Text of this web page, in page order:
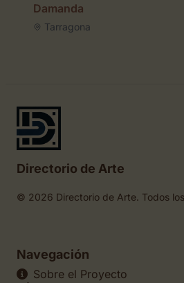
Damanda
Tarragona
Directorio de Arte
© 2026 Directorio de Arte. Todos
Navegación
Sobre el Proyecto